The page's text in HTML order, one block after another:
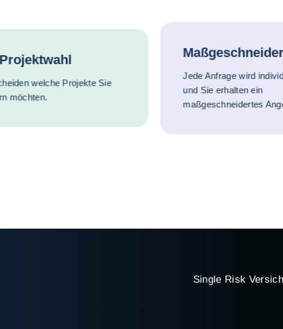
welche Projekte Sie
möchten.
Jede Anfrage wird
und Sie erhalten ein
maßgeschneidertes
Single Risk